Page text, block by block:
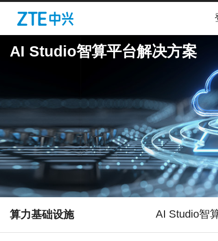
AI Studio智算平台解决方案
算力基础设施 AI Studio智